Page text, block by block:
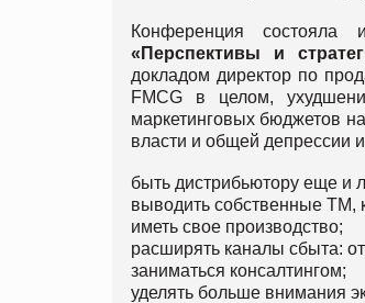
Конференция
« Перспективы и
докладом директор по
FMCG в целом,
маркетинговых бюджетов
власти и общей депрессии
быть дистрибьютору еще и
выводить собственные
иметь свое производство;
расширять каналы сбыта:
заниматься консалтингом;
уделять больше внимания